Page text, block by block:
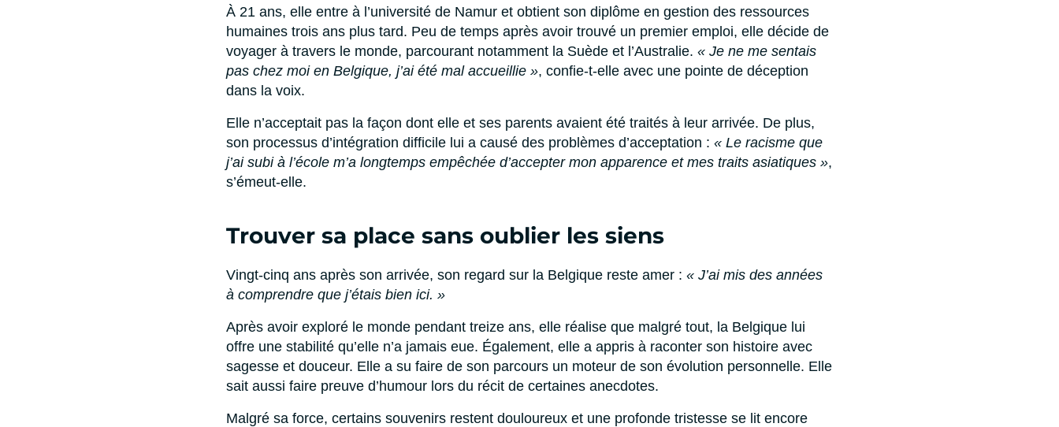
À 21 ans, elle entre à l’université de Namur et obtient son diplôme en gestion des ressources
humaines trois ans plus tard. Peu de temps après avoir trouvé un premier emploi, elle décide de
voyager à travers le monde, parcourant notamment la Suède et l’Australie. « Je ne me sentais
pas chez moi en Belgique, j’ai été mal accueillie », confie-t-elle avec une pointe de déception
dans la voix.
Elle n’acceptait pas la façon dont elle et ses parents avaient été traités à leur arrivée. De plus,
son processus d’intégration difficile lui a causé des problèmes d’acceptation : « Le racisme que
j’ai subi à l’école m’a longtemps empêchée d’accepter mon apparence et mes traits asiatiques »,
s’émeut-elle.
Trouver sa place sans oublier les siens
Vingt-cinq ans après son arrivée, son regard sur la Belgique reste amer : « J’ai mis des années
à comprendre que j’étais bien ici. »
Après avoir exploré le monde pendant treize ans, elle réalise que malgré tout, la Belgique lui
offre une stabilité qu’elle n’a jamais eue. Également, elle a appris à raconter son histoire avec
sagesse et douceur. Elle a su faire de son parcours un moteur de son évolution personnelle. Elle
sait aussi faire preuve d’humour lors du récit de certaines anecdotes.
Malgré sa force, certains souvenirs restent douloureux et une profonde tristesse se lit encore